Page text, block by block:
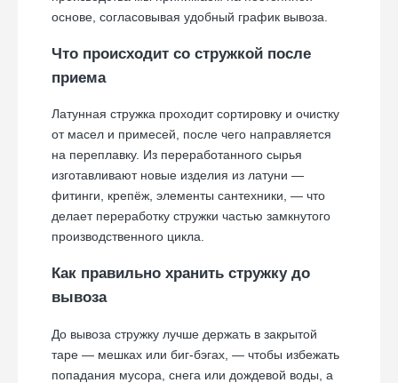
основе, согласовывая удобный график вывоза.
Что происходит со стружкой после
приема
Латунная стружка проходит сортировку и очистку
от масел и примесей, после чего направляется
на переплавку. Из переработанного сырья
изготавливают новые изделия из латуни —
фитинги, крепёж, элементы сантехники, — что
делает переработку стружки частью замкнутого
производственного цикла.
Как правильно хранить стружку до
вывоза
До вывоза стружку лучше держать в закрытой
таре — мешках или биг-бэгах, — чтобы избежать
попадания мусора, снега или дождевой воды, а